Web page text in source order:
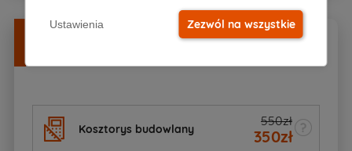
DOBREJ CENIE
Kosztorys budowlany
550zł
350zł
Ustawienia Zezwól na wszystkie